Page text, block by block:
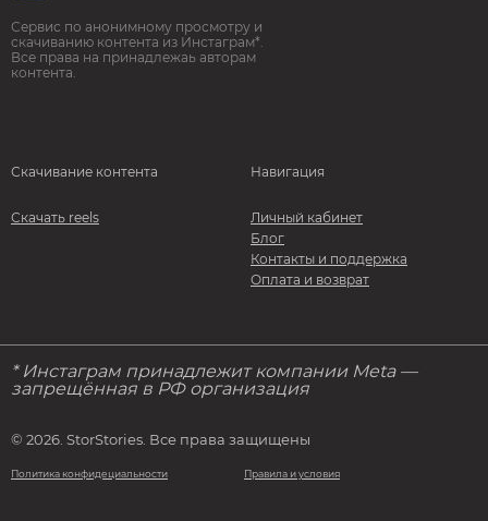
Сервис по анонимному просмотру и
скачиванию контента из Инстаграм*.
Все права на принадлежаь авторам
контента.
Скачивание контента
Скачать reels
Навигация
Личный кабинет
Блог
Контакты и поддержка
Оплата и возврат
* Инстаграм принадлежит компании Meta —
запрещённая в РФ организация
© 2026. StorStories. Все права защищены
Политика конфидециальности Правила и условия